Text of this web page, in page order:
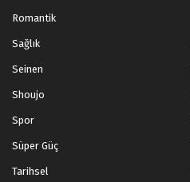
Romantik
Sağlık
Seinen
Shoujo
Spor
Süper Güç
Tarihsel